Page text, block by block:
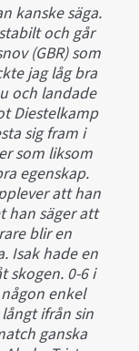
kanske säga.
och går
(GBR) som
jag låg bra
och landade
Diestelkamp
sig fram i
som liksom
egenskap.
att han
han säger att
blir en
Isak hade en
skogen. 0-6 i
enkel
ifrån sin
ganska